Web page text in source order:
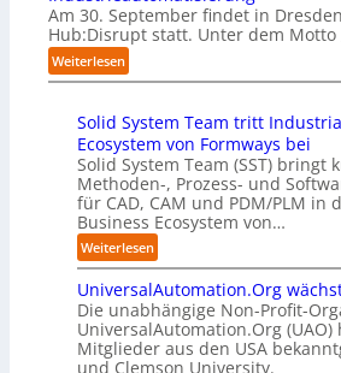
r
v
e
r
a
h
r
e
n
f
ü
r
d
e
n
G
i
h
w
a
b
u
m
C
o
-
C
E
O
o
l
l
e
n
e
c
h
e
n
z
e
n
t
r
e
n
ü
r
i
c
:
T
r
e
f
f
p
u
k
t
f
ü
Am 30. September findet in
Hub:Disrupt statt. Unter dem Motto
Weiterlesen:
H
b
:
D
i
s
r
u
p
t
b
l
i
c
Solid System Team tritt
Ecosystem von Formways bei
Solid System Team (SST) bringt
Methoden-, Prozess- und
für CAD, CAM und PDM/PLM in
Business Ecosystem von…
Weiterlesen:
S
o
l
i
d
S
UniversalAutomation.Org
Die unabhängige Non-Profit-
UniversalAutomation.Org (UAO)
Mitglieder aus den USA
und Clemson University.